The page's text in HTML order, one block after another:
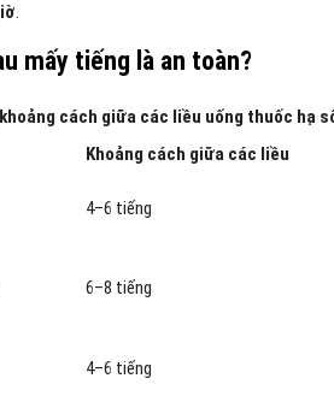
.
mấy tiếng là an toàn?
khoảng cách giữa các liều uống thuốc hạ
Khoảng cách giữa các liều
4–6 tiếng
6–8 tiếng
4–6 tiếng